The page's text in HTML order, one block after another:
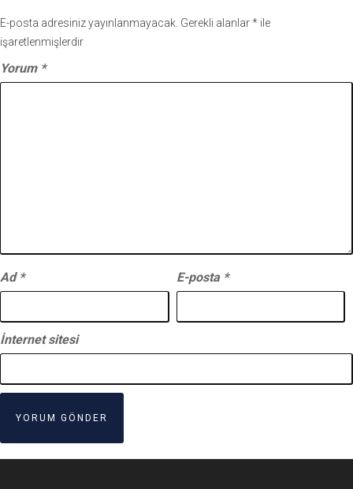
E-posta adresiniz yayınlanmayacak. Gerekli alanlar* ile
işaretlenmişlerdir
Yorum *
Ad * E-posta *
İnternet sitesi